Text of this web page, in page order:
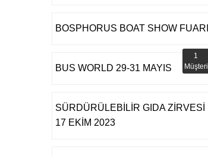
BOSPHORUS BOAT SHOW FUARI
BUS WORLD 29-31 MAYIS
1
Müşteri
SÜRDÜRÜLEBİLİR GIDA ZİRVESİ
17 EKİM 2023